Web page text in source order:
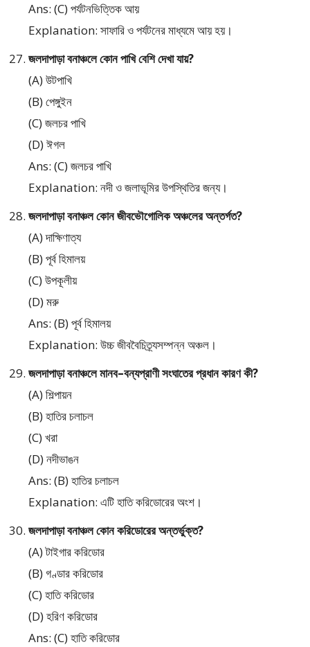
Ans: (C) পর্যটনভিত্তিক আয়
Explanation: সাফারি ও পর্যটনের মাধ্যমে আয় হয়।
জলদাপাড়া বনাঞ্চলে কোন পাখি বেশি দেখা যায়?
(A) উটপাখি
(B) পেঙ্গুইন
(C) জলচর পাখি
(D) ঈগল
Ans: (C) জলচর পাখি
Explanation: নদী ও জলাভূমির উপস্থিতির জন্য।
জলদাপাড়া বনাঞ্চল কোন জীবভৌগোলিক অঞ্চলের অন্তর্গত?
(A) দাক্ষিণাত্য
(B) পূর্ব হিমালয়
(C) উপকূলীয়
(D) মরু
Ans: (B) পূর্ব হিমালয়
Explanation: উচ্চ জীববৈচিত্র্যসম্পন্ন অঞ্চল।
জলদাপাড়া বনাঞ্চলে মানব–বন্যপ্রাণী সংঘাতের প্রধান কারণ কী?
(A) শিল্পায়ন
(B) হাতির চলাচল
(C) খরা
(D) নদীভাঙন
Ans: (B) হাতির চলাচল
Explanation: এটি হাতি করিডোরের অংশ।
জলদাপাড়া বনাঞ্চল কোন করিডোরের অন্তর্ভুক্ত?
(A) টাইগার করিডোর
(B) গণ্ডার করিডোর
(C) হাতি করিডোর
(D) হরিণ করিডোর
Ans: (C) হাতি করিডোর